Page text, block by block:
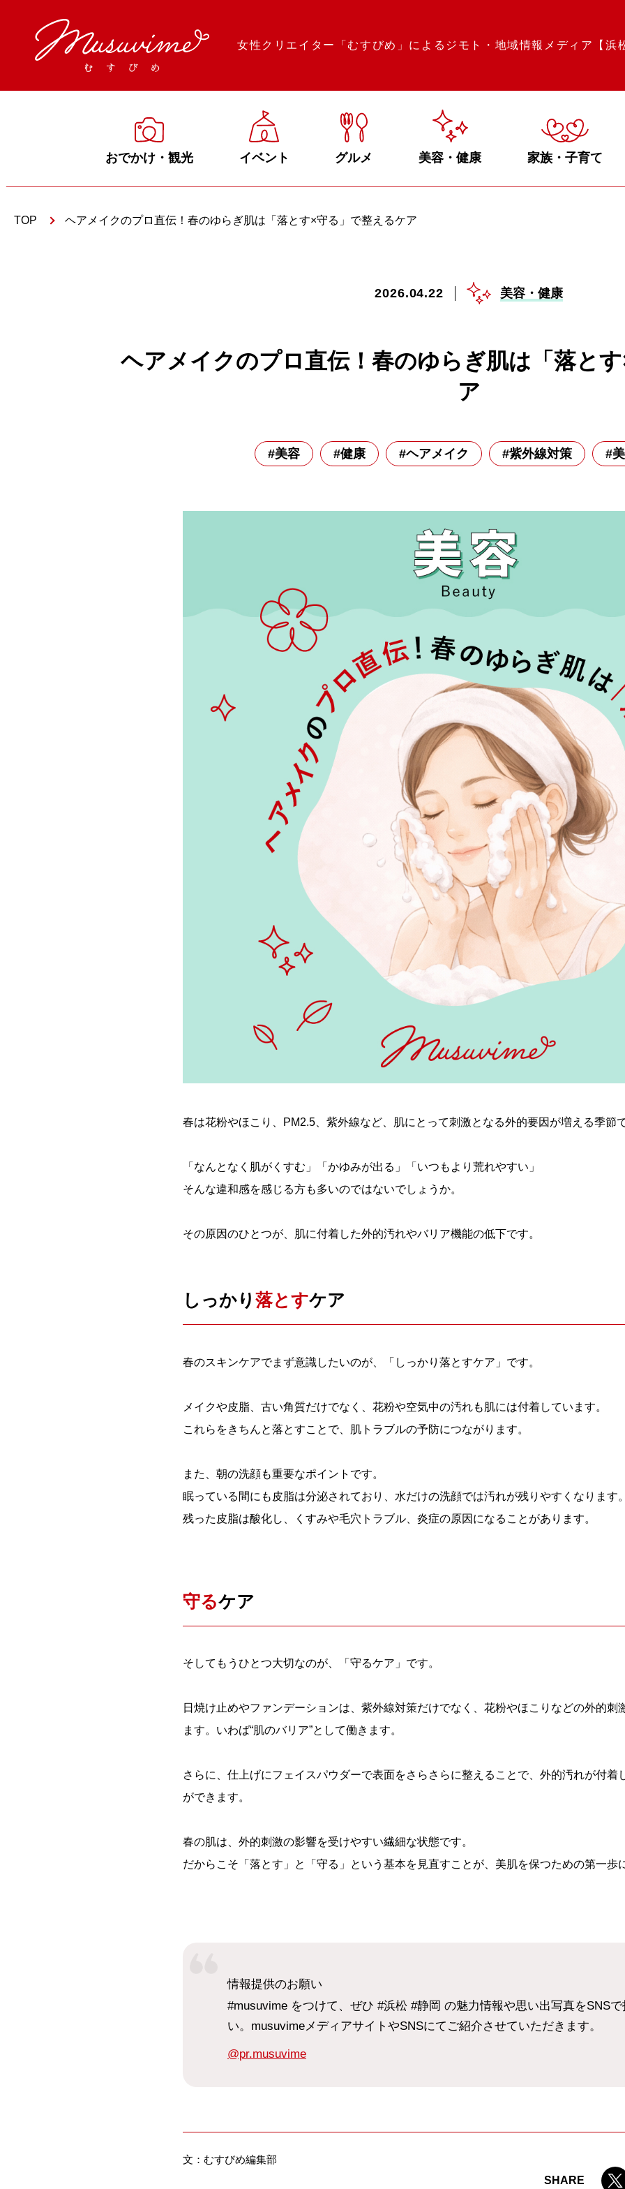
女性クリエイター「むすびめ」によるジモト・地域情報メディア【浜
おでかけ・観光 イベント グルメ 美容・健康 家族・子育て
TOP ヘアメイクのプロ直伝！春のゆらぎ肌は「落とす×守る」で整えるケア
2026.04.22 美容・健康
ヘアメイクのプロ直伝！春のゆらぎ肌は「落と
ア
#美容 #健康 #ヘアメイク #紫外線対策 #
春は花粉やほこり、PM2.5、紫外線など、肌にとって刺激となる外的要因が増える季節
「なんとなく肌がくすむ」「かゆみが出る」「いつもより荒れやすい」
そんな違和感を感じる方も多いのではないでしょうか。
その原因のひとつが、肌に付着した外的汚れやバリア機能の低下です。
しっかり 落とすケア
春のスキンケアでまず意識したいのが、「しっかり落とすケア」です。
メイクや皮脂、古い角質だけでなく、花粉や空気中の汚れも肌には付着しています。
これらをきちんと落とすことで、肌トラブルの予防につながります。
また、朝の洗顔も重要なポイントです。
眠っている間にも皮脂は分泌されており、水だけの洗顔では汚れが残りやすくなります
残った皮脂は酸化し、くすみや毛穴トラブル、炎症の原因になることがあります。
守るケア
そしてもうひとつ大切なのが、「守るケア」です。
日焼け止めやファンデーションは、紫外線対策だけでなく、花粉やほこりなどの外的刺
ます。いわば“肌のバリア”として働きます。
さらに、仕上げにフェイスパウダーで表面をさらさらに整えることで、外的汚れが付着
ができます。
春の肌は、外的刺激の影響を受けやすい繊細な状態です。
だからこそ「落とす」と「守る」という基本を見直すことが、美肌を保つための第一歩
情報提供のお願い
#musuvime をつけて、ぜひ #浜松 #静岡 の魅力情報や思い出写真をSNS
い。musuvimeメディアサイトやSNSにてご紹介させていただきます。
@pr.musuvime
文：むすびめ編集部
SHARE